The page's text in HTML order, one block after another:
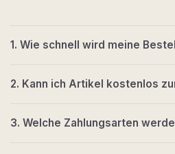
1. Wie schnell wird meine
2. Kann ich Artikel kostenlos
3. Welche Zahlungsarten